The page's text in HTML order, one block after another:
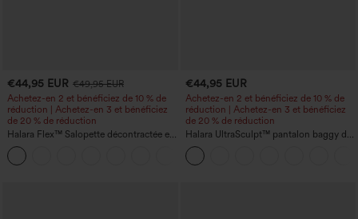
€44,95 EUR €49,95 EUR
Achetez-en 2 et bénéficiez de 10 % de
réduction | Achetez-en 3 et bénéficiez
de 20 % de réduction
Halara Flex™ Salopette décontractée en
denim lavé à encolure en V avec poche
€44,95 EUR
Achetez-en 2 et bénéficiez de 10 % de
réduction | Achetez-en 3 et bénéficiez
de 20 % de réduction
Halara UltraSculpt™ pantalon baggy de
yoga taille haute à effet gainant pour le
ventre, à rayures color block, avec
poches